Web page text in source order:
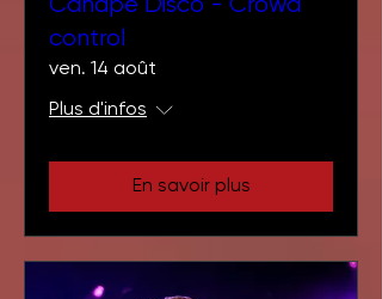
Canapé Disco - Crowd
control
ven. 14 août
Plus d'infos
En savoir plus